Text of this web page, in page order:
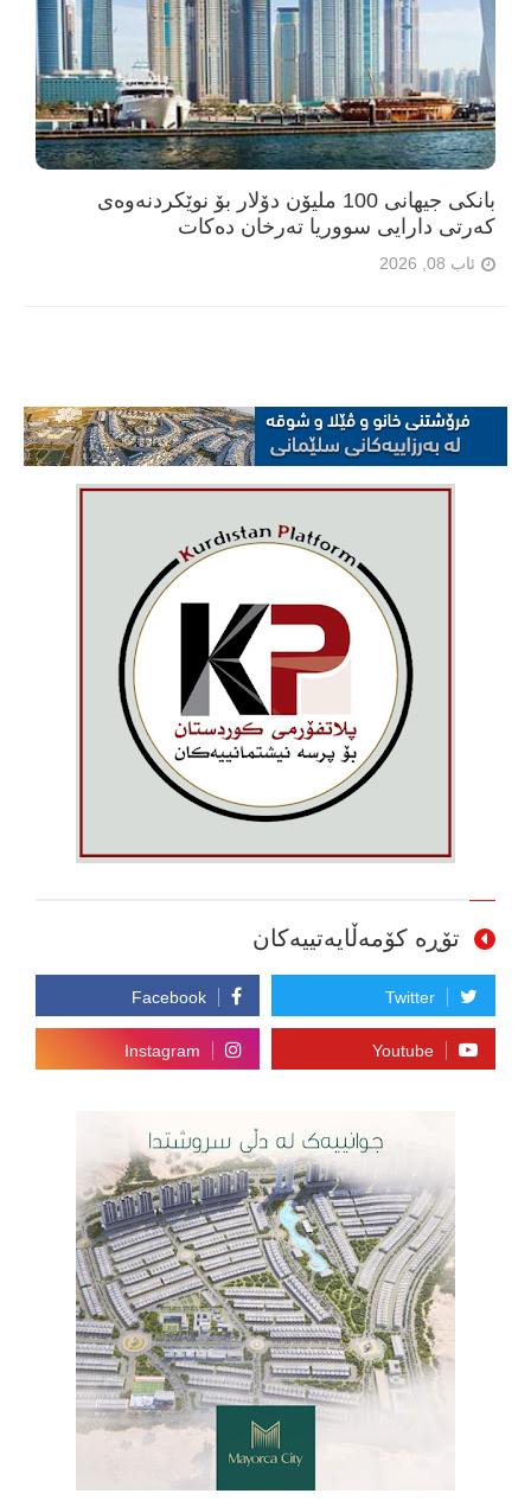
بانکی جیهانی 100 ملیۆن دۆلار بۆ نوێکردنەوەی
کەرتی دارایی سووریا تەرخان دەکات
ئاب 08, 2026
تۆڕە کۆمەڵایەتییەکان